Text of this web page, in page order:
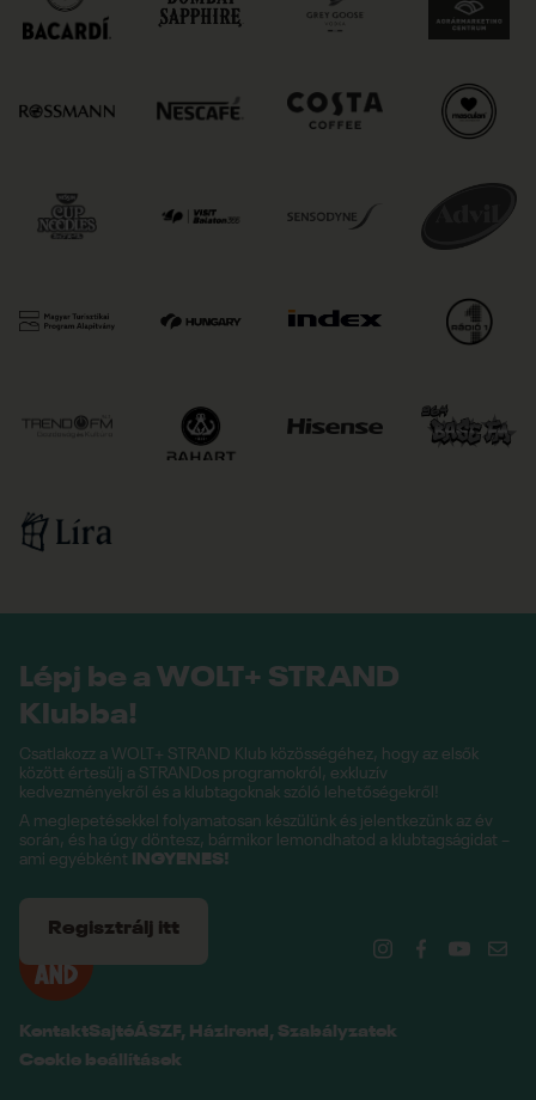
KontaktSajtóÁSZF, Házirend, Szabályzatok
Cookie beállítások
Lépj be a WOLT+ STRAND
Klubba!
Csatlakozz a WOLT+ STRAND Klub közösségéhez, hogy az elsők
között értesülj a STRANDos programokról, exkluzív
kedvezményekről és a klubtagoknak szóló lehetőségekről!
A meglepetésekkel folyamatosan készülünk és jelentkezünk az év
során, és ha úgy döntesz, bármikor lemondhatod a klubtagságidat –
ami egyébként
INGYENES!
Regisztrálj itt